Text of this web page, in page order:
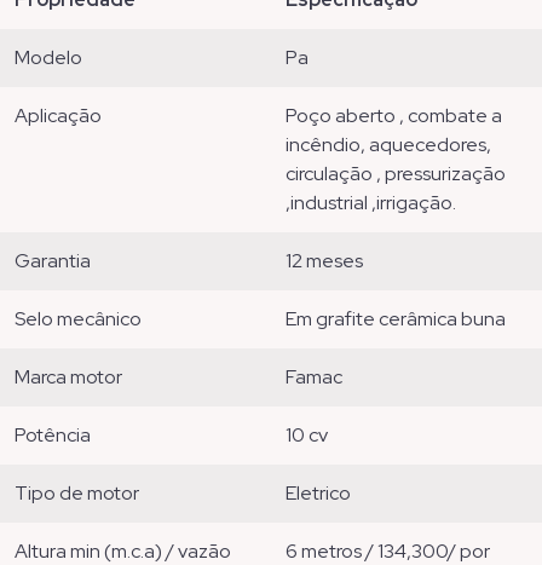
modelo pa
aplicação
poço aberto , combate a
incêndio, aquecedores,
circulação , pressurização
,industrial ,irrigação.
garantia 12 meses
selo mecânico em grafite cerâmica buna
marca motor famac
potência 10 cv
tipo de motor eletrico
altura min (m.c.a) / vazão
6 metros / 134,300/ por